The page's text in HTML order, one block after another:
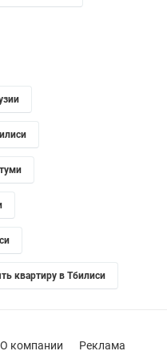
квартиру в Тбилиси
О компании Реклама